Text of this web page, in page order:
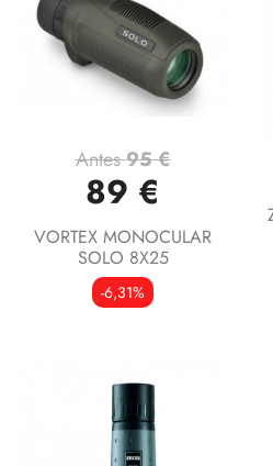
Antes95 €
89 €
VORTEX MONOCULAR
SOLO 8X25
-6,31%